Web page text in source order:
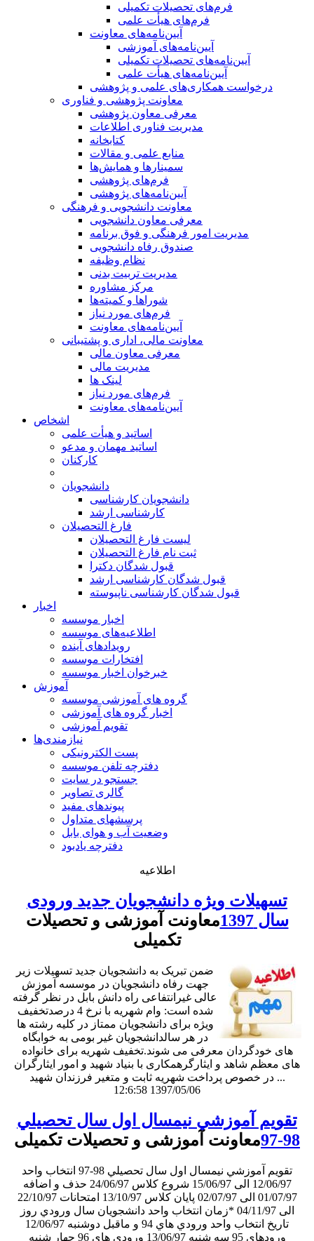
فرم‌های تحصیلات تکمیلی
فرم‌های هیأت علمی
آیین‌نامه‌های معاونت
آیین‌نامه‌های آموزشی
آیین‌نامه‌های تحصیلات تکمیلی
آیین‌نامه‌های هیأت علمی
درخواست همکاری‌های علمی و پژوهشی
معاونت پژوهشی و فناوری
معرفی معاون پژوهشی
مدیریت فناوری اطلاعات
کتابخانه
منابع علمی و مقالات
سمینارها و همایش‌ها
فرم‌های پژوهشی
آیین‌نامه‌های پژوهشی
معاونت دانشجویی و فرهنگی
معرفی معاون دانشجویی
مدیریت امور فرهنگی و فوق برنامه
صندوق رفاه دانشجویی
نظام وظیفه
مدیریت تربیت بدنی
مرکز مشاوره
شوراها و کمیته‌ها
فرم‌های مورد نیاز
آیین‌نامه‌های معاونت
معاونت مالی، اداری و پشتیبانی
معرفی معاون مالی
مدیریت مالی
لینک ها
فرم‌های مورد نیاز
آیین‌نامه‌های معاونت
اشخاص
اساتید و هیأت علمی
اساتید مهمان و مدعو
کارکنان
دانشجویان
دانشجویان کارشناسی
کارشناسی ارشد
فارغ التحصیلان
لیست فارغ التحصیلان
ثبت نام فارغ التحصیلان
قبول شدگان دکترا
قبول شدگان کارشناسی ارشد
قبول شدگان کارشناسی ناپیوسته
اخبار
اخبار موسسه
اطلاعیه‌های موسسه
رویدادهای آینده
افتخارات موسسه
خبرخوان اخبار موسسه
آموزش
گروه های آموزشی موسسه
اخبار گروه های آموزشی
تقویم آموزشی
نیازمندی‌ها
پست الکترونیکی
دفترچه تلفن موسسه
جستجو در سایت
گالری تصاویر
پیوندهای مفید
پرسشهای متداول
وضعیت آب و هوای بابل
دفترچه یادبود
اطلاعیه
تسهیلات ویژه دانشجویان جدید ورودی
سال 1397
معاونت آموزشی و تحصیلات
تکمیلی
ضمن تبریک به دانشجویان جدید تسهیلات زیر
جهت رفاه دانشجویان در موسسه آموزش
عالی غیرانتفاعی راه دانش بابل در نظر گرفته
شده است: وام شهریه با نرخ 4 درصدتخفیف
ویژه برای دانشجویان ممتاز در کلیه رشته ها
در هر سالدانشجویان غیر بومی به خوابگاه
های خودگردان معرفی می شوند.تخفیف شهریه برای خانواده
های معظم شاهد و ایثارگرهمکاری با بنیاد شهید و امور ایثارگران
در خصوص پرداخت شهریه ثابت و متغیر فرزندان شهید ...
12:6:58 1397/05/06
تقويم آموزشي نيمسال اول سال تحصيلي
98-97
معاونت آموزشی و تحصیلات تکمیلی
تقويم آموزشي نيمسال اول سال تحصيلي 98-97 انتخاب واحد
12/06/97 الی 15/06/97 شروع كلاس 24/06/97 حذف و اضافه
01/07/97 الی 02/07/97 پایان کلاس 13/10/97 امتحانات 22/10/97
الی 04/11/97 *زمان انتخاب واحد دانشجويان سال ورودي روز
تاريخ انتخاب واحد ورودي هاي 94 و ماقبل دوشنبه 12/06/97
ورودهاي 95 سه شنبه 13/06/97 ورودي هاي 96 چهار شنبه